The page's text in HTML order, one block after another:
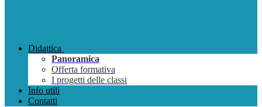
Didattica
Panoramica
Offerta formativa
I progetti delle classi
Info utili
Contatti